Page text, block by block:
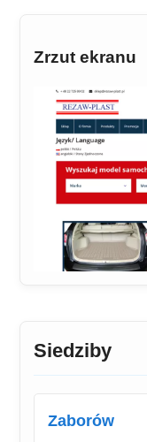
Zrzut ekranu
Siedziby
Zaborów